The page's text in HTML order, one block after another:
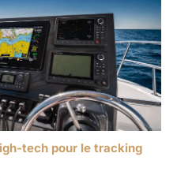
tech pour le tracking